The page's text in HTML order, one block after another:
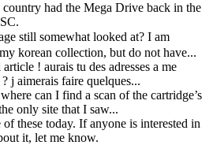
had the Mega Drive back in the
still somewhat looked at? I am
korean collection, but do not have...
! aurais tu des adresses a me
j aimerais faire quelques...
can I find a scan of the cartridge’s
only site that I saw...
these today. If anyone is interested in
it, let me know.